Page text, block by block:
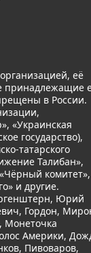
её
принадлежащие
в России.
«Украинская
государство),
татарского
Талибан»,
комитет»,
и другие.
Юрий
Гордон,
Монеточка
Америки,
Пивоваров,